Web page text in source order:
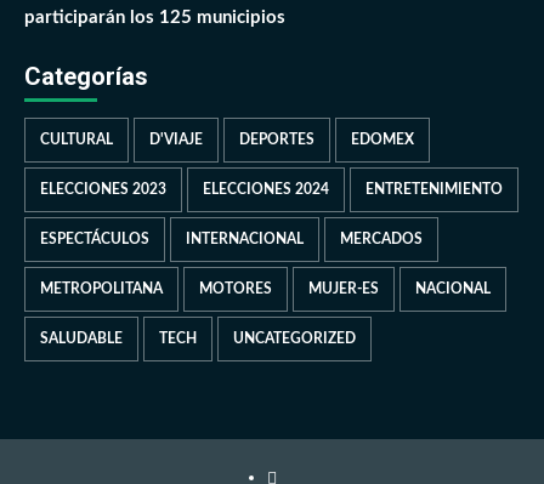
participarán los 125 municipios
Categorías
CULTURAL D'VIAJE DEPORTES EDOMEX
ELECCIONES 2023 ELECCIONES 2024 ENTRETENIMIENTO
ESPECTÁCULOS INTERNACIONAL MERCADOS
METROPOLITANA MOTORES MUJER-ES NACIONAL
SALUDABLE TECH UNCATEGORIZED